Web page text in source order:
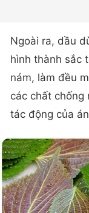
Ngoài ra, dầu
hình thành sắc
nám, làm đều
các chất
tác động của